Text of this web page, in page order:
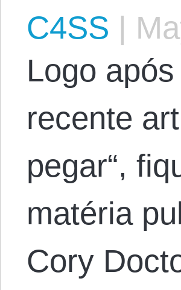
C4SS |
Logo
recente
pegar“,
matéria
Cory